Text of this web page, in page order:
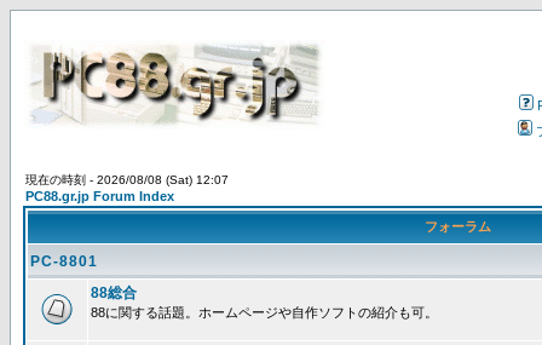
現在の時刻 - 2026/08/08 (Sat) 12:07
PC88.gr.jp Forum Index
フォーラム
PC-8801
88総合
88に関する話題。ホームページや自作ソフトの紹介も可。